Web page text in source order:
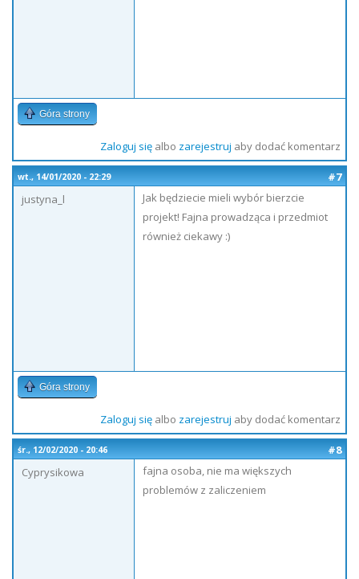
Góra strony
Zaloguj sięalbo zarejestruj aby dodać komentarz
wt., 14/01/2020 - 22:29
#7
justyna_l
Jak będziecie mieli wybór bierzcie
projekt! Fajna prowadząca i przedmiot
również ciekawy :)
Góra strony
Zaloguj sięalbo zarejestruj aby dodać komentarz
śr., 12/02/2020 - 20:46
#8
Cyprysikowa
fajna osoba, nie ma większych
problemów z zaliczeniem